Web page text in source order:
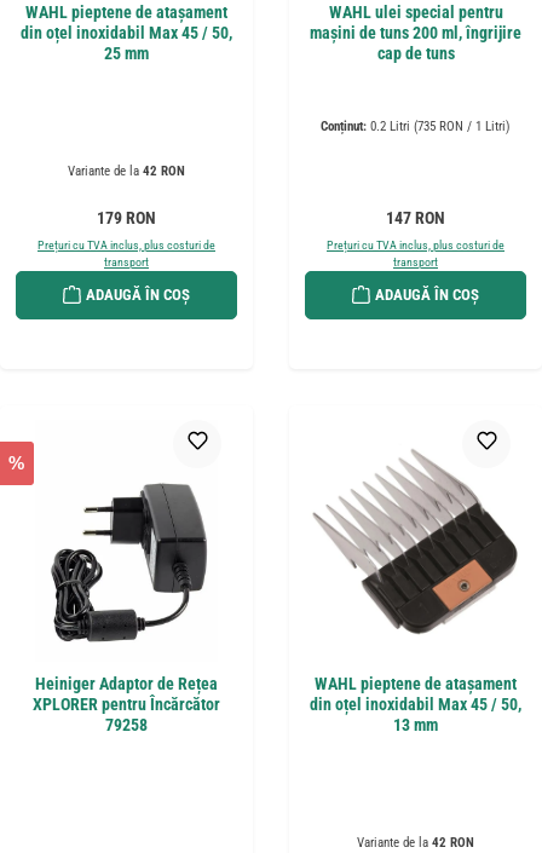
WAHL pieptene de atașament
din oțel inoxidabil Max 45 / 50,
25 mm
Variante de la 42 RON
Preț obișnuit:
179 RON
Prețuri cu TVA inclus, plus costuri de
transport
ADAUGĂ ÎN COȘ
WAHL ulei special pentru
mașini de tuns 200 ml, îngrijire
cap de tuns
Conținut: 0.2 Litri (735 RON / 1 Litri)
Preț obișnuit:
147 RON
Prețuri cu TVA inclus, plus costuri de
transport
ADAUGĂ ÎN COȘ
%
Heiniger Adaptor de Rețea
XPLORER pentru Încărcător
79258
WAHL pieptene de atașament
din oțel inoxidabil Max 45 / 50,
13 mm
Variante de la 42 RON